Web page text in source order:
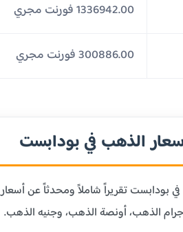
1336942.00 فورنت مجري
300886.00 فورنت مجري
الذهب في بودابست
بودابست تقريراً شاملاً ومحدثاً عن
الذهب، أونصة الذهب، وجنيه الذهب.